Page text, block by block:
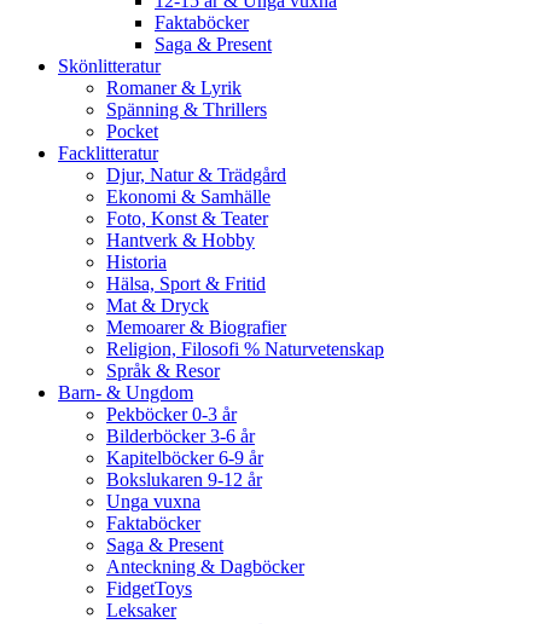
Faktaböcker
Saga & Present
Skönlitteratur
Romaner & Lyrik
Spänning & Thrillers
Pocket
Facklitteratur
Djur, Natur & Trädgård
Ekonomi & Samhälle
Foto, Konst & Teater
Hantverk & Hobby
Historia
Hälsa, Sport & Fritid
Mat & Dryck
Memoarer & Biografier
Religion, Filosofi % Naturvetenskap
Språk & Resor
Barn- & Ungdom
Pekböcker 0-3 år
Bilderböcker 3-6 år
Kapitelböcker 6-9 år
Bokslukaren 9-12 år
Unga vuxna
Faktaböcker
Saga & Present
Anteckning & Dagböcker
FidgetToys
Leksaker